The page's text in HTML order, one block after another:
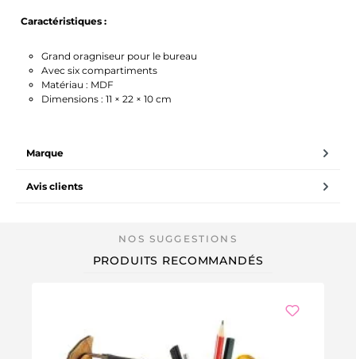
Caractéristiques :
Grand oragniseur pour le bureau
Avec six compartiments
Matériau : MDF
Dimensions : 11 × 22 × 10 cm
Marque
Avis clients
PRODUITS RECOMMANDÉS